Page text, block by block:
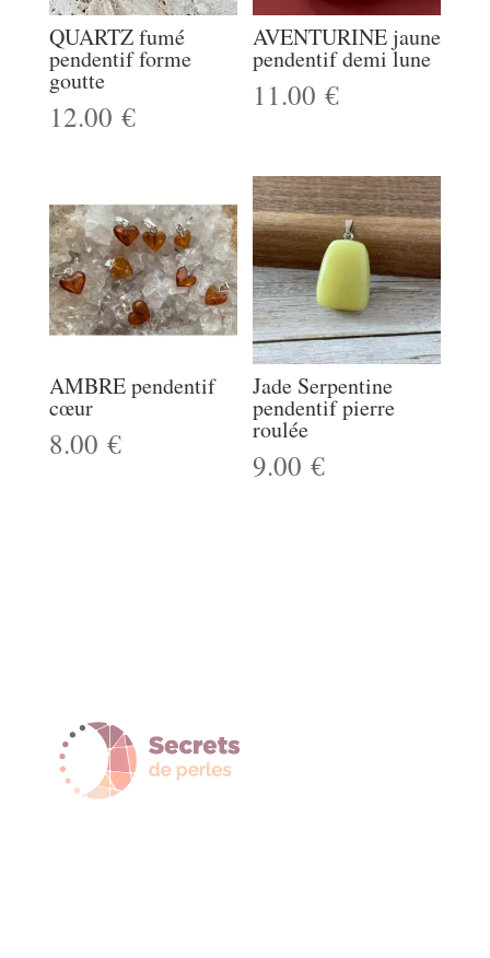
QUARTZ fumé
pendentif forme
goutte
12.00 €
AVENTURINE jaune
pendentif demi lune
11.00€
AMBRE pendentif
cœur
8.00 €
Jade Serpentine
pendentif pierre
roulée
9.00€